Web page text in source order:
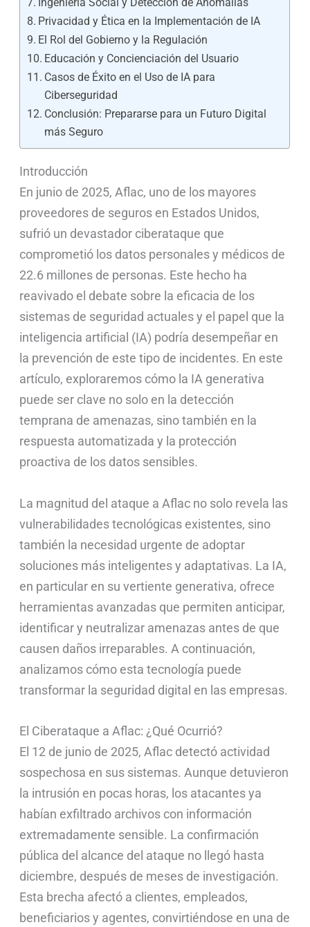
Privacidad y Ética en la Implementación de IA
El Rol del Gobierno y la Regulación
Educación y Concienciación del Usuario
Casos de Éxito en el Uso de IA para
Ciberseguridad
Conclusión: Prepararse para un Futuro Digital
más Seguro
Introducción
En junio de 2025, Aflac, uno de los mayores
proveedores de seguros en Estados Unidos,
sufrió un devastador ciberataque que
comprometió los datos personales y médicos de
22.6 millones de personas. Este hecho ha
reavivado el debate sobre la eficacia de los
sistemas de seguridad actuales y el papel que la
inteligencia artificial (IA) podría desempeñar en
la prevención de este tipo de incidentes. En este
artículo, exploraremos cómo la IA generativa
puede ser clave no solo en la detección
temprana de amenazas, sino también en la
respuesta automatizada y la protección
proactiva de los datos sensibles.
La magnitud del ataque a Aflac no solo revela las
vulnerabilidades tecnológicas existentes, sino
también la necesidad urgente de adoptar
soluciones más inteligentes y adaptativas. La IA,
en particular en su vertiente generativa, ofrece
herramientas avanzadas que permiten anticipar,
identificar y neutralizar amenazas antes de que
causen daños irreparables. A continuación,
analizamos cómo esta tecnología puede
transformar la seguridad digital en las empresas.
El Ciberataque a Aflac: ¿Qué Ocurrió?
El 12 de junio de 2025, Aflac detectó actividad
sospechosa en sus sistemas. Aunque detuvieron
la intrusión en pocas horas, los atacantes ya
habían exfiltrado archivos con información
extremadamente sensible. La confirmación
pública del alcance del ataque no llegó hasta
diciembre, después de meses de investigación.
Esta brecha afectó a clientes, empleados,
beneficiarios y agentes, convirtiéndose en una de